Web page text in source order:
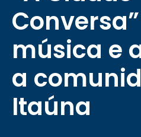
música e
a
Itaúna